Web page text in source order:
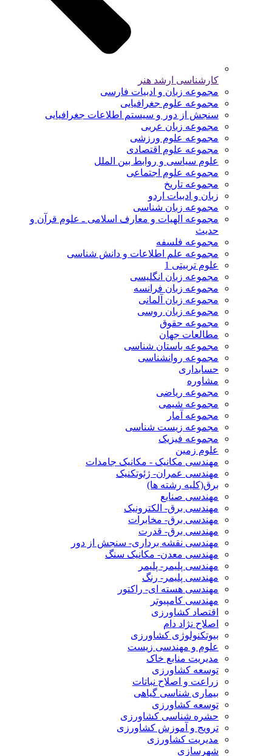
کارشناسی ارشد هنر
مجموعه زبان و ادبیات فارسی
مجموعه علوم جغرافیایی
سنجش از دور و سیستم اطلاعات جغرافیایی
مجموعه زبان عربی
مجموعه علوم ورزشی
مجموعه علوم اقتصادی
علوم سیاسی و روابط بین الملل
مجموعه علوم اجتماعی
مجموعه تاریخ
زبان و ادبیات اردو
مجموعه زبان شناسی
مجموعه الهیات و معارف اسلامی ـ علوم قرآن و
حدیث
مجموعه فلسفه
مجموعه علم اطلاعات و دانش شناسی
علوم تربیتی 1
مجموعه زبان انگلیسی
مجموعه زبان فرانسه
مجموعه زبان آلمانی
مجموعه زبان روسی
مجموعه حقوق
مطالعات جهان
مجموعه باستان شناسی
مجموعه روانشناسی
حسابداری
مشاوره
مجموعه ریاضی
مجموعه شیمی
مجموعه آمار
مجموعه زیست شناسی
مجموعه فیزیک
علوم زمین
مهندسی مکانیک - مکانیک جامدات
مهندسی عمران- ژئوتکنیک
برق(کلیه رشته ها)
مهندسی صنایع
مهندسی برق- الکترونیک
مهندسی برق- مخابرات
مهندسی برق- قدرت
مهندسی نقشه برداری- سنجش از دور
مهندسی معدن- مکانیک سنگ
مهندسی پلیمر- پلیمر
مهندسی پلیمر- رنگ
مهندسی هسته ای- راکتور
مهندسی کامپیوتر
اقتصاد کشاورزی
اصلاح نژاد دام
بیوتکنولوژی کشاورزی
علوم و مهندسی زیست
مدیریت منابع خاک
توسعه کشاورزی
زراعت و اصلاح نباتات
بیماری شناسی گیاهی
توسعه کشاورزی
حشره شناسی کشاورزی
ترویج و آموزش کشاورزی
مدیریت کشاورزی
شهرسازی